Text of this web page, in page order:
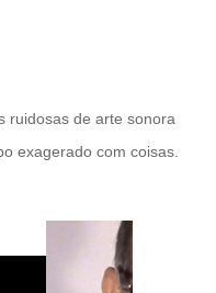
ruidosas de arte sonora
exagerado com coisas.